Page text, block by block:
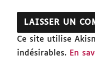
Ce site utilise
indésirables. En